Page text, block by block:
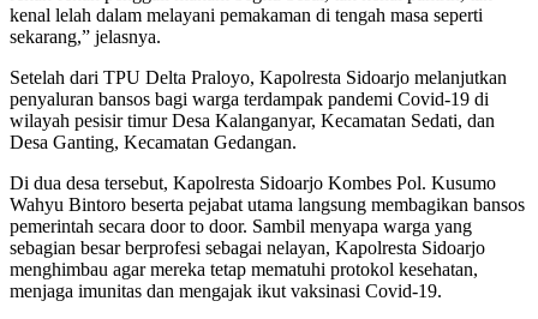
kenal lelah dalam melayani pemakaman di tengah masa seperti
sekarang,” jelasnya.
Setelah dari TPU Delta Praloyo, Kapolresta Sidoarjo melanjutkan
penyaluran bansos bagi warga terdampak pandemi Covid-19 di
wilayah pesisir timur Desa Kalanganyar, Kecamatan Sedati, dan
Desa Ganting, Kecamatan Gedangan.
Di dua desa tersebut, Kapolresta Sidoarjo Kombes Pol. Kusumo
Wahyu Bintoro beserta pejabat utama langsung membagikan bansos
pemerintah secara door to door. Sambil menyapa warga yang
sebagian besar berprofesi sebagai nelayan, Kapolresta Sidoarjo
menghimbau agar mereka tetap mematuhi protokol kesehatan,
menjaga imunitas dan mengajak ikut vaksinasi Covid-19.